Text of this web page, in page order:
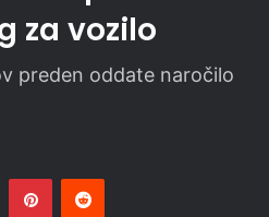
za vozilo
preden oddate naročilo
Tumblr PinterestReddit